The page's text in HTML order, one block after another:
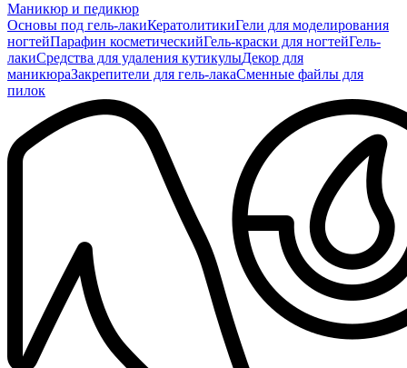
Маникюр и педикюр
Основы под гель-лакиКератолитикиГели для моделирования
ногтейПарафин косметическийГель-краски для ногтейГель-
лакиСредства для удаления кутикулыДекор для
маникюраЗакрепители для гель-лакаСменные файлы для
пилок